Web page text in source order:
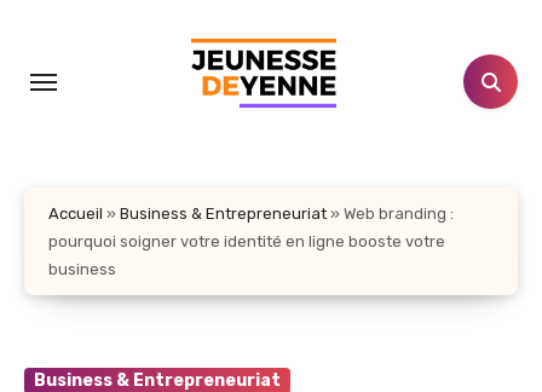
contenu
Accueil » Business & Entrepreneuriat » Web branding :
pourquoi soigner votre identité en ligne booste votre
business
Business & Entrepreneuriat